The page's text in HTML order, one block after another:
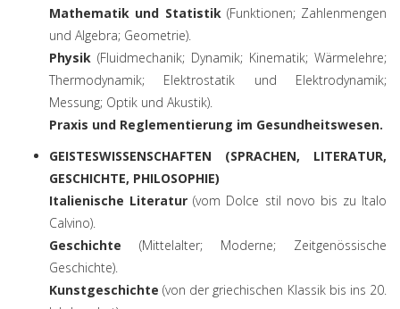
Mathematik und Statistik(Funktionen; Zahlenmengen
und Algebra; Geometrie).
Physik (Fluidmechanik; Dynamik; Kinematik; Wärmelehre;
Thermodynamik; Elektrostatik und Elektrodynamik;
Messung; Optik und Akustik).
Praxis und Reglementierung im Gesundheitswesen.
GEISTESWISSENSCHAFTEN (SPRACHEN, LITERATUR,
GESCHICHTE, PHILOSOPHIE)
Italienische Literatur (vom Dolce stil novo bis zu Italo
Calvino).
Geschichte (Mittelalter; Moderne; Zeitgenössische
Geschichte).
Kunstgeschichte (von der griechischen Klassik bis ins 20.